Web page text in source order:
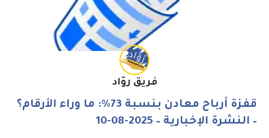
فريق روّاد
قفزة أرباح معادن بنسبة 73%: ما وراء الأرقام؟
– النشرة الإخبارية – 2025-08-10